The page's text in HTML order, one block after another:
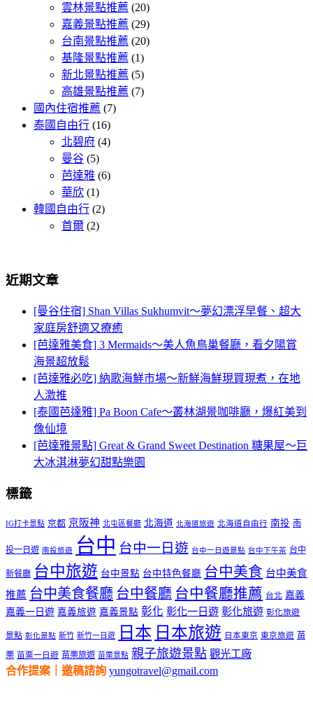
雲林景點推薦 (20)
嘉義景點推薦 (29)
台南景點推薦 (20)
基隆景點推薦 (1)
新北景點推薦 (5)
高雄景點推薦 (7)
國內住宿推薦 (7)
泰國自由行 (16)
北碧府 (4)
曼谷 (5)
芭達雅 (6)
華欣 (1)
韓國自由行 (2)
首爾 (2)
近期文章
[曼谷住宿] Shan Villas Sukhumvit～夢幻漂浮早餐、超大
家庭房舒適又療癒
[芭達雅美食] 3 Mermaids～美人魚鳥巢餐廳，看夕陽賞
海景超放鬆
[芭達雅必吃] 納歌海鮮市場～新鮮海鮮現買現煮，在地
人激推
[泰國芭達雅] Pa Boon Cafe～叢林湖景咖啡廳，爆紅美到
像仙境
[芭達雅景點] Great & Grand Sweet Destination 糖果屋～巨
大冰淇淋夢幻甜點樂園
標籤
IG打卡景點 京都 京阪神 北屯區餐廳 北海道 北海道旅遊 北海道自由行 南投 南
投一日遊 南投旅遊 台中 台中一日遊 台中一日遊景點 台中下午茶 台中
新餐廳 台中旅遊 台中景點 台中特色餐廳 台中美食 台中美食
推薦 台中美食餐廳 台中餐廳 台中餐廳推薦 台北 嘉義
嘉義一日遊 嘉義旅遊 嘉義景點 彰化 彰化一日遊 彰化旅遊 彰化旅遊
景點 彰化景點 新竹 新竹一日遊 日本 日本旅遊 日本東京 東京旅遊 苗
栗 苗栗一日遊 苗栗旅遊 苗栗景點 親子旅遊景點 觀光工廠
合作提案｜邀稿諮詢 yungotravel@gmail.com